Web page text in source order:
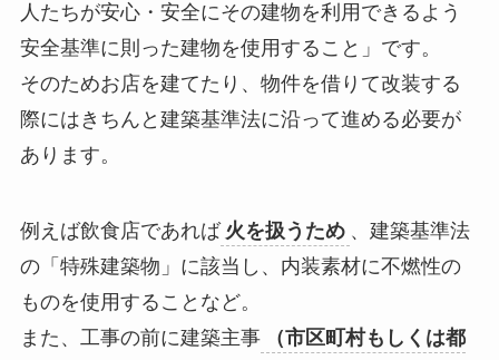
人たちが安心・安全にその建物を利用できるよう
安全基準に則った建物を使用すること」 です。
そのためお店を建てたり、物件を借りて改装する
際にはきちんと建築基準法に沿って進める必要が
あります。
例えば飲食店であれば 火を扱うため 、建築基準法
の「特殊建築物」 に該当し、 内装素材に不燃性の
ものを使用する ことなど。
また、工事の前に建築主事
（市区町村もしくは都